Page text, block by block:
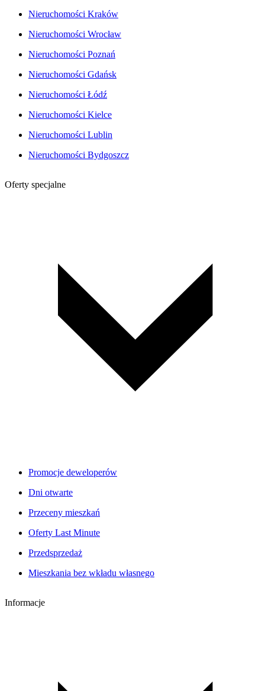
Nieruchomości Kraków
Nieruchomości Wrocław
Nieruchomości Poznań
Nieruchomości Gdańsk
Nieruchomości Łódź
Nieruchomości Kielce
Nieruchomości Lublin
Nieruchomości Bydgoszcz
Oferty specjalne
Promocje deweloperów
Dni otwarte
Przeceny mieszkań
Oferty Last Minute
Przedsprzedaż
Mieszkania bez wkładu własnego
Informacje